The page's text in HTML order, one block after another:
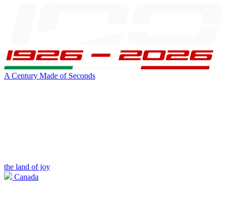
A Century Made of Seconds
the land of joy
Canada